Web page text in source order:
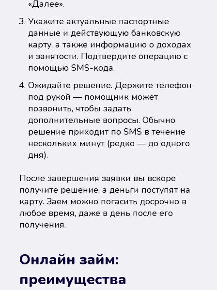
«Далее».
Укажите актуальные паспортные
данные и действующую банковскую
карту, а также информацию о доходах
и занятости. Подтвердите операцию с
помощью SMS-кода.
Ожидайте решение. Держите телефон
под рукой — помощник может
позвонить, чтобы задать
дополнительные вопросы. Обычно
решение приходит по SMS в течение
нескольких минут (редко — до одного
дня).
После завершения заявки вы вскоре
получите решение, а деньги поступят на
карту. Заем можно погасить досрочно в
любое время, даже в день после его
получения.
Онлайн займ:
преимущества